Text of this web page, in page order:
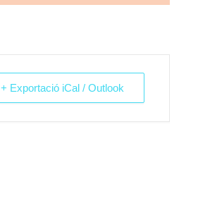
+ Exportació iCal / Outlook